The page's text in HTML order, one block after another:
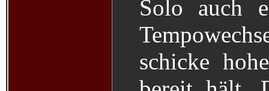
Solo auch
schicke